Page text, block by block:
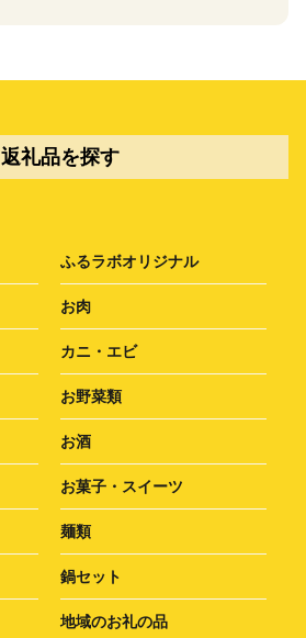
返礼品を探す
ふるラボオリジナル
お肉
カニ・エビ
お野菜類
お酒
お菓子・スイーツ
麺類
鍋セット
地域のお礼の品